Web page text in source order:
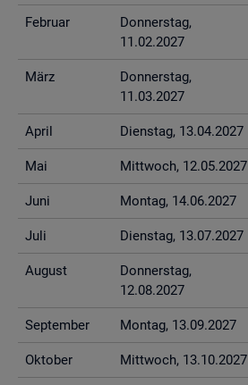
Fe­bru­ar
Don­ners­tag,
11.02.2027
März
Don­ners­tag,
11.03.2027
April Diens­tag, 13.04.2027
Mai Mitt­woch, 12.05.2027
Juni Mon­tag, 14.06.2027
Juli Diens­tag, 13.07.2027
Au­gust
Don­ners­tag,
12.08.2027
Sep­tem­ber Mon­tag, 13.09.2027
Ok­to­ber Mitt­woch, 13.10.2027